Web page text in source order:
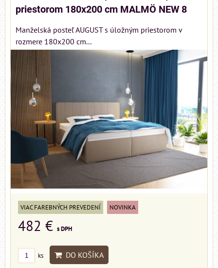
priestorom 180x200 cm MALMÖ NEW 8
Manželská posteľ AUGUST s úložným priestorom v
rozmere 180x200 cm...
VIAC FAREBNÝCH PREVEDENÍ NOVINKA
482 € s DPH
ks DO KOŠÍKA